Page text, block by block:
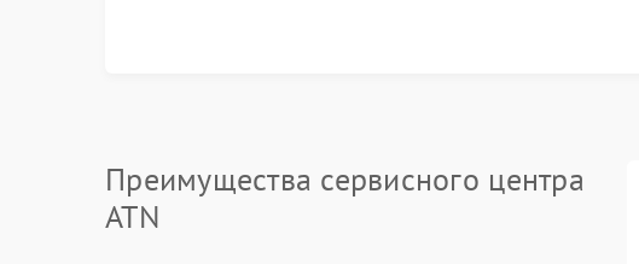
Преимущества сервисного центра
ATN